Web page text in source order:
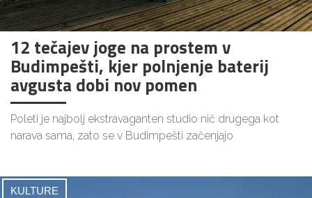
12 tečajev joge na prostem v
Budimpešti, kjer polnjenje baterij
avgusta dobi nov pomen
Poleti je najbolj ekstravaganten studio nič drugega kot
narava sama, zato se v Budimpešti začenjajo
KULTURE